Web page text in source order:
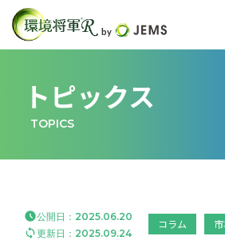
トピックス
TOPICS
公開日： 2025.06.20
更新日： 2025.09.24
コラム